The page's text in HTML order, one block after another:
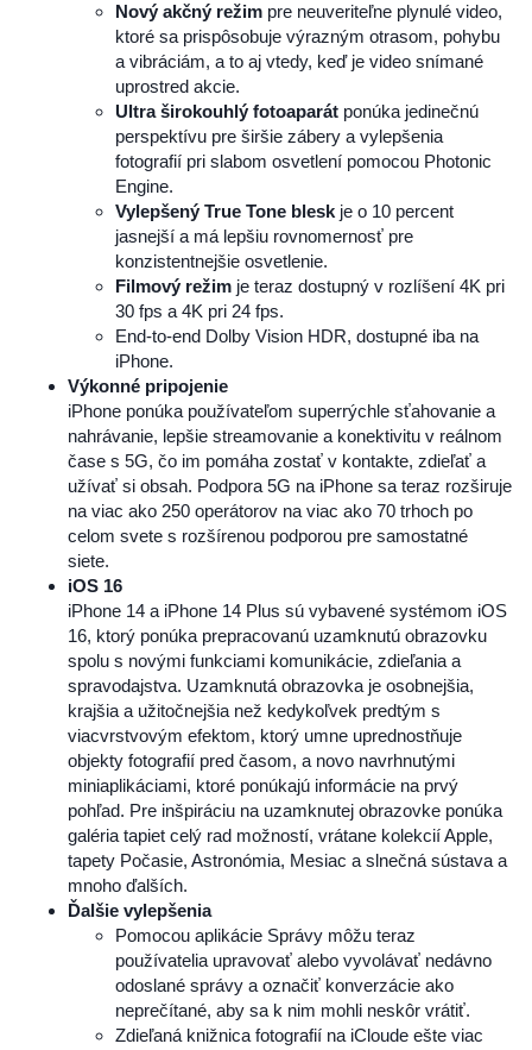
Nový akčný režimpre neuveriteľne plynulé video,
ktoré sa prispôsobuje výrazným otrasom, pohybu
a vibráciám, a to aj vtedy, keď je video snímané
uprostred akcie.
Ultra širokouhlý fotoaparátponúka jedinečnú
perspektívu pre širšie zábery a vylepšenia
fotografií pri slabom osvetlení pomocou Photonic
Engine.
Vylepšený True Tone bleskje o 10 percent
jasnejší a má lepšiu rovnomernosť pre
konzistentnejšie osvetlenie.
Filmový režimje teraz dostupný v rozlíšení 4K pri
30 fps a 4K pri 24 fps.
End-to-end Dolby Vision HDR, dostupné iba na
iPhone.
Výkonné pripojenie
iPhone ponúka používateľom superrýchle sťahovanie a
nahrávanie, lepšie streamovanie a konektivitu v reálnom
čase s 5G, čo im pomáha zostať v kontakte, zdieľať a
užívať si obsah. Podpora 5G na iPhone sa teraz rozširuje
na viac ako 250 operátorov na viac ako 70 trhoch po
celom svete s rozšírenou podporou pre samostatné
siete.
iOS 16
iPhone 14 a iPhone 14 Plus sú vybavené systémom iOS
16, ktorý ponúka prepracovanú uzamknutú obrazovku
spolu s novými funkciami komunikácie, zdieľania a
spravodajstva. Uzamknutá obrazovka je osobnejšia,
krajšia a užitočnejšia než kedykoľvek predtým s
viacvrstvovým efektom, ktorý umne uprednostňuje
objekty fotografií pred časom, a novo navrhnutými
miniaplikáciami, ktoré ponúkajú informácie na prvý
pohľad. Pre inšpiráciu na uzamknutej obrazovke ponúka
galéria tapiet celý rad možností, vrátane kolekcií Apple,
tapety Počasie, Astronómia, Mesiac a slnečná sústava a
mnoho ďalších.
Ďalšie vylepšenia
Pomocou aplikácie Správy môžu teraz
používatelia upravovať alebo vyvolávať nedávno
odoslané správy a označiť konverzácie ako
neprečítané, aby sa k nim mohli neskôr vrátiť.
Zdieľaná knižnica fotografií na iCloude ešte viac